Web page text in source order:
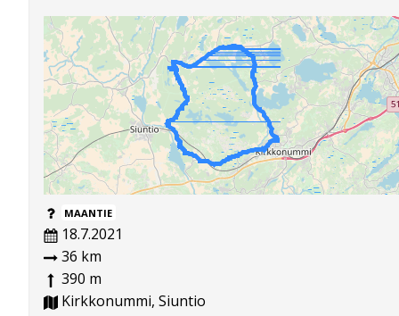
MAANTIE
18.7.2021
36 km
390 m
Kirkkonummi, Siuntio